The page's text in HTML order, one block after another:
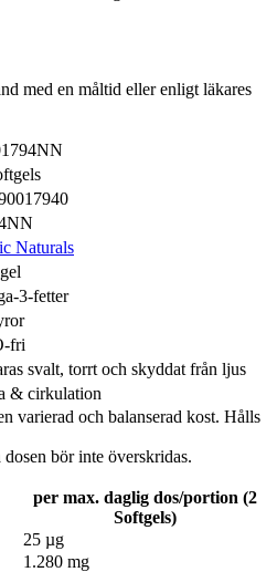
med en måltid eller enligt läkares
Naturals
3-fetter
fri
svalt, torrt och skyddat från ljus
& cirkulation
varierad och balanserad kost. Hålls
bör inte överskridas.
per max. daglig dos/portion (2
Softgels)
25 µg
1.280 mg